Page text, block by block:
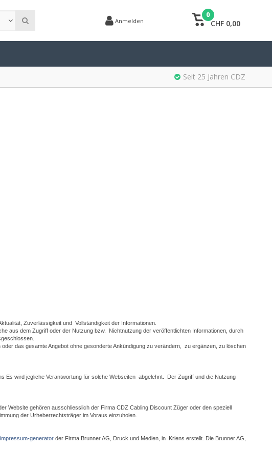
Anmelden
0
CHF 0,00
Seit 25 Jahren CDZ
Zuverlässigkeit und Vollständigkeit der Informationen.
aus dem Zugriff oder der Nutzung bzw. Nichtnutzung der veröffentlichten Informationen, durch
das gesamte Angebot ohne gesonderte Ankündigung zu verändern, zu ergänzen, zu löschen
wird jegliche Verantwortung für solche Webseiten abgelehnt. Der Zugriff und die Nutzung
Website gehören ausschliesslich der Firma CDZ Cabling Discount Züger oder den speziell
der Urheberrechtsträger im Voraus einzuholen.
generator der Firma Brunner AG, Druck und Medien, in Kriens erstellt. Die Brunner AG,